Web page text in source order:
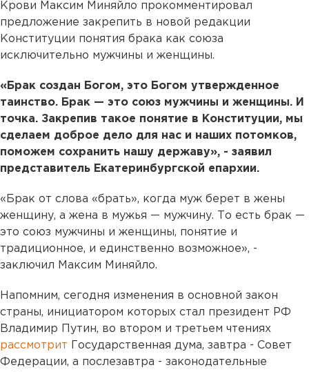
Крови Максим Миняйло прокомментировал
предложение закрепить в новой редакции
Конституции понятия брака как союза
исключительно мужчины и женщины.
«Брак создан Богом, это Богом утвержденное
таинство. Брак — это союз мужчины и женщины. И
точка. Закрепив такое понятие в Конституции, мы
сделаем доброе дело для нас и наших потомков,
поможем сохранить нашу державу», - заявил
представитель Екатеринбургской епархии.
«Брак от слова «брать», когда муж берет в жены
женщину, а жена в мужья — мужчину. То есть брак —
это союз мужчины и женщины, понятие и
традиционное, и единственно возможное», -
заключил Максим Миняйло.
Напомним, сегодня изменения в основной закон
страны, инициатором которых стал президент РФ
Владимир Путин, во втором и третьем чтениях
рассмотрит
Государственная дума, завтра - Совет
Федерации, а послезавтра - законодательные